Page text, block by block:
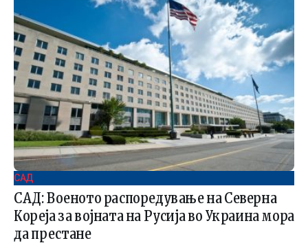
САД
САД: Военото распоредување на Северна
Кореја за војната на Русија во Украина мора
да престане